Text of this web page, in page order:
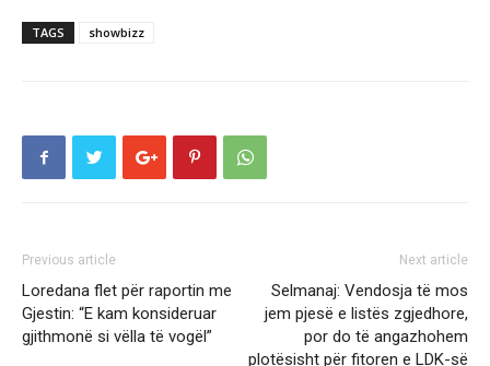
TAGS showbizz
Previous article
Loredana flet për raportin me
Gjestin: “E kam konsideruar
gjithmonë si vëlla të vogël”
Next article
Selmanaj: Vendosja të mos
jem pjesë e listës zgjedhore,
por do të angazhohem
plotësisht për fitoren e LDK-së